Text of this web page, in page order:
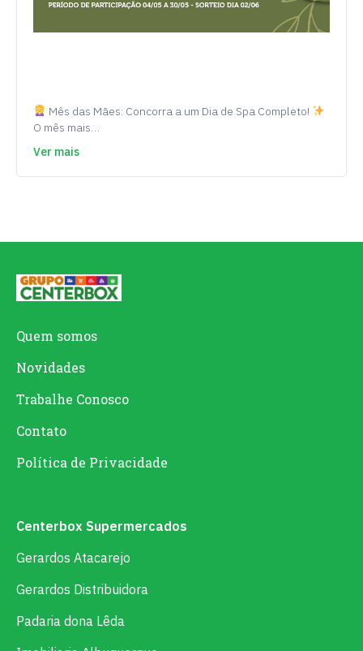
Mês das Mães: Concorra a um Dia de Spa Completo!
O mês mais…
Ver mais
Quem somos
Novidades
Trabalhe Conosco
Contato
Política de Privacidade
Centerbox Supermercados
Gerardos Atacarejo
Gerardos Distribuidora
Padaria dona Lêda